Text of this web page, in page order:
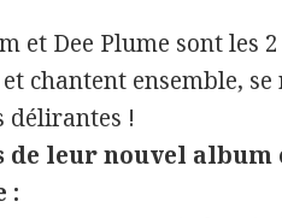
et Dee Plume sont les
chantent ensemble,
délirantes !
leur nouvel album
: